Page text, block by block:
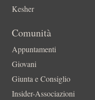
Kesher
Comunità
Appuntamenti
Giovani
Giunta e Consiglio
Insider-Associazioni